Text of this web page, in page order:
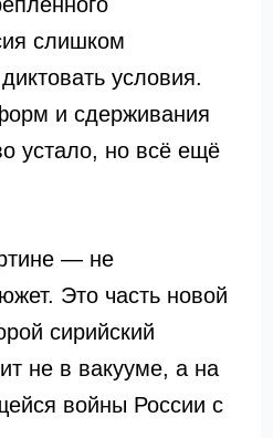
слишком
условия.
и сдерживания
устало, но всё ещё
— не
Это часть новой
сирийский
не в вакууме, а на
войны России с